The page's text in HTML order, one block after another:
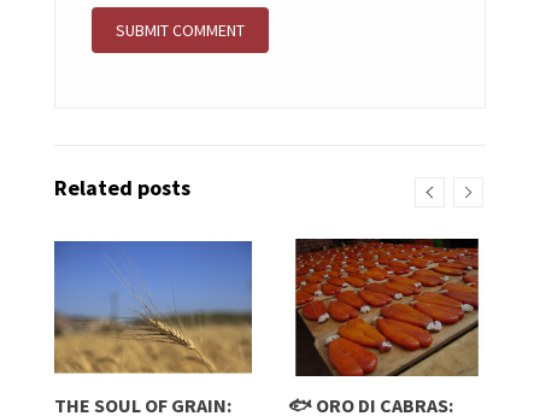
Related posts
THE SOUL OF GRAIN:
🐟 ORO DI CABRAS: